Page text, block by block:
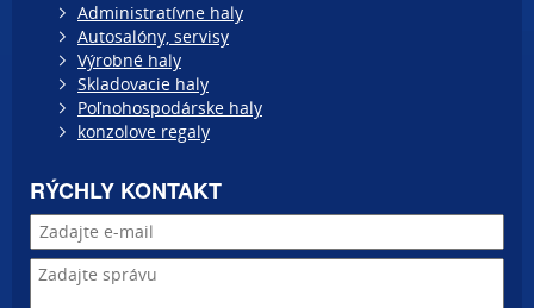
Administratívne haly
Autosalóny, servisy
Výrobné haly
Skladovacie haly
Poľnohospodárske haly
konzolove regaly
RÝCHLY KONTAKT